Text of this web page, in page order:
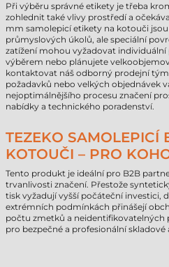
Při výběru správné etikety je třeba
zohlednit také vlivy prostředí a
mm samolepicí etikety na kotouči
průmyslových úkolů, ale speciální
zatížení mohou vyžadovat
výběrem nebo plánujete
kontaktovat náš odborný prodejní
požadavků nebo velkých objednávek
nejoptimálnějšího procesu značení
nabídky a technického poradenství.
TEZEKO SAMOLEPICÍ
KOTOUČI – PRO
Tento produkt je ideální pro B2B
trvanlivosti značení. Přestože
tisk vyžadují vyšší počáteční investici,
extrémních podmínkách přinášejí
počtu zmetků a neidentifikovatelných
pro bezpečné a profesionální skladové